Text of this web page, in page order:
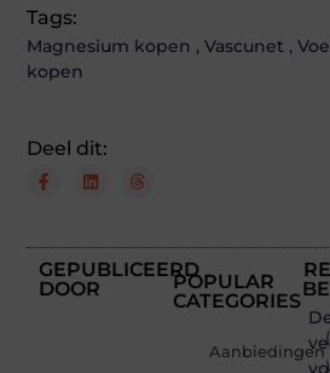
Tags:
Magnesium kopen ,Vascunet ,
kopen
Deel dit:
GEPUBLICEERD
DOOR
POPULAR
CATEGORIES
Aanbiedingen
)